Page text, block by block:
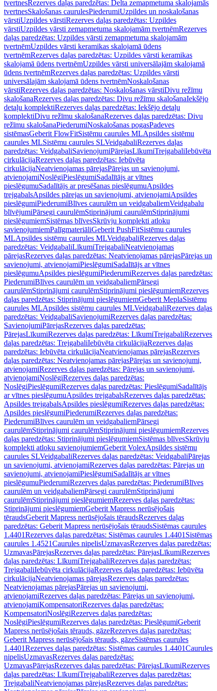
tvertnesRezerves daļas paredzētas: Delta zemapmetuma skalojamās
tvertnesSkalošanas caurulesPiederumiUzpildes un noskalošanas
vārstiUzpildes vārstiRezerves daļas paredzētas: Uzpildes
vārstiUzpildes vārsti zemapmetuma skalojamām tvertnēmRezerves
daļas paredzētas: Uzpildes vārsti zemapmetuma skalojamām
tvertnēmUzpildes vārsti keramikas skalojamā ūdens
tvertnēmRezerves daļas paredzētas: Uzpildes vārsti keramikas
skalojamā ūdens tvertnēmUzpildes vārsti universālajām skalojamā
ūdens tvertnēmRezerves daļas paredzētas: Uzpildes vārsti
universālajām skalojamā ūdens tvertnēmNoskalošanas
vārstiRezerves daļas paredzētas: Noskalošanas vārstiDivu režīmu
skalošanaRezerves daļas paredzētas: Divu režīmu skalošanaIekšējo
detaļu komplektiRezerves daļas paredzētas: Iekšējo detaļu
komplektiDivu režīmu skalošanaRezerves daļas paredzētas: Divu
režīmu skalošanaPiederumiNoskalošanas pogasPadeves
sistēmasGeberit FlowFitSistēmu caurules MLApsildes sistēmu
caurules MLSistēmu caurules SLVeidgabaliRezerves daļas
paredzētas: VeidgabaliSavienojumiPārejasLīkumiTrejgabaliIebūvēta
cirkulācijaRezerves daļas paredzētas: Iebūvēta
cirkulācijaNeatvienojamas pārejasPārejas un savienojumi,
atvienojamiNoslēgiPieslēgumiSadalītājs ar vītnes
pieslēgumuSadalītājs ar presēšanas pieslēgumuApsildes
trejgabalsApsildes pārejas un savienojumi, atvienojamiApsildes
pieslēgumiPiederumiBlīves caurulēm un veidgabaliemVeidgabalu
blīvējumiPārsegi caurulēmStiprinājumi caurulēmStiprinājumi
pieslēgumiemSistēmas blīvesSkrūvju komplekti atloku
savienojumiemPalīgmateriāliGeberit PushFitSistēmu caurules
MLApsildes sistēmu caurules MLVeidgabaliRezerves daļas
paredzētas: VeidgabaliLīkumiTrejgabaliNeatvienojamas
pārejasRezerves daļas paredzētas: Neatvienojamas pārejasPārejas un
savienojumi, atvienojamiPieslēgumiSadalītājs ar vītnes
pieslēgumuApsildes pieslēgumiPiederumiRezerves daļas paredzētas:
PiederumiBlīves caurulēm un veidgabaliemPārsegi
caurulēmStiprinājumi caurulēmStiprinājumi pieslēgumiemRezerves
daļas paredzētas: Stiprinājumi pieslēgumiemGeberit MeplaSistēmu
caurules MLApsildes sistēmu caurules MLVeidgabaliRezerves daļas
paredzētas: VeidgabaliSavienojumiRezerves daļas paredzētas:
SavienojumiPārejasRezerves daļas paredzētas:
PārejasLīkumiRezerves daļas paredzētas: LīkumiTrejgabaliRezerves
daļas paredzētas: TrejgabaliIebūvēta cirkulācijaRezerves daļas
paredzētas: Iebūvēta cirkulācijaNeatvienojamas pārejasRezerves
daļas paredzētas: Neatvienojamas pārejasPārejas un savienojumi,
atvienojamiRezerves daļas paredzētas: Pārejas un savienojumi,
atvienojamiNoslēgiRezerves daļas paredzētas:
NoslēgiPieslēgumiRezerves daļas paredzētas: PieslēgumiSadalītājs
ar vītnes pieslēgumuApsildes trejgabalsRezerves daļas paredzētas:
Apsildes trejgabalsApsildes pieslēgumiRezerves daļas paredzētas:
Apsildes pieslēgumiPiederumiRezerves daļas paredzētas:
PiederumiBlīves caurulēm un veidgabaliemPārsegi
caurulēmStiprinājumi caurulēmStiprinājumi pieslēgumiemRezerves
daļas paredzētas: Stiprinājumi pieslēgumiemSistēmas blīvesSkrūvju
komplekti atloku savienojumiemGeberit VolexApsildes sistēmu
caurules SLVeidgabaliRezerves daļas paredzētas: VeidgabaliPārejas
un savienojumi, atvienojamiRezerves daļas paredzētas: Pārejas un
savienojumi, atvienojamiPieslēgumiSadalītājs ar vītnes
pieslēgumuPiederumiRezerves daļas paredzētas: PiederumiBlīves
caurulēm un veidgabaliemPārsegi caurulēmStiprinājumi
caurulēmStiprinājumi pieslēgumiemRezerves daļas paredzētas:
Stiprinājumi pieslēgumiemGeberit Mapress nerūsējošais
tēraudsGeberit Mapress nerūsējošais tēraudsRezerves daļas
paredzētas: Geberit Mapress nerūsējošais tēraudsSistēmas caurules
1.4401Rezerves daļas paredzētas: Sistēmas caurules 1.4401 Sistēmas
caurules 1.4521Caurules nipelisUzmavasRezerves daļas paredzētas:
UzmavasPārejasRezerves daļas paredzētas: PārejasLīkumiRezerves
daļas paredzētas: LīkumiTrejgabaliRezerves daļas paredzētas:
TrejgabaliIebūvēta cirkulācijaRezerves daļas paredzētas: Iebūvēta
cirkulācijaNeatvienojamas pārejasRezerves daļas paredzētas:
Neatvienojamas pārejasPārejas un savienojumi,
atvienojamiRezerves daļas paredzētas: Pārejas un savienojumi,
atvienojamiKompensatoriRezerves daļas paredzētas:
KompensatoriNoslēgiRezerves daļas paredzētas:
NoslēgiPieslēgumiRezerves daļas paredzētas: PieslēgumiGeberit
Mapress nerūsējošais tērauds, gāzeRezerves daļas paredzētas:
Geberit Mapress nerūsējošais tērauds, gāzeSistēmas caurules
1.4401Rezerves daļas paredzētas: Sistēmas caurules 1.4401Caurules
nipelisUzmavasRezerves daļas paredzētas:
UzmavasPārejasRezerves daļas paredzētas: PārejasLīkumiRezerves
daļas paredzētas: LīkumiTrejgabaliRezerves daļas paredzētas:
TrejgabaliNeatvienojamas pārejasRezerves daļas paredzētas: